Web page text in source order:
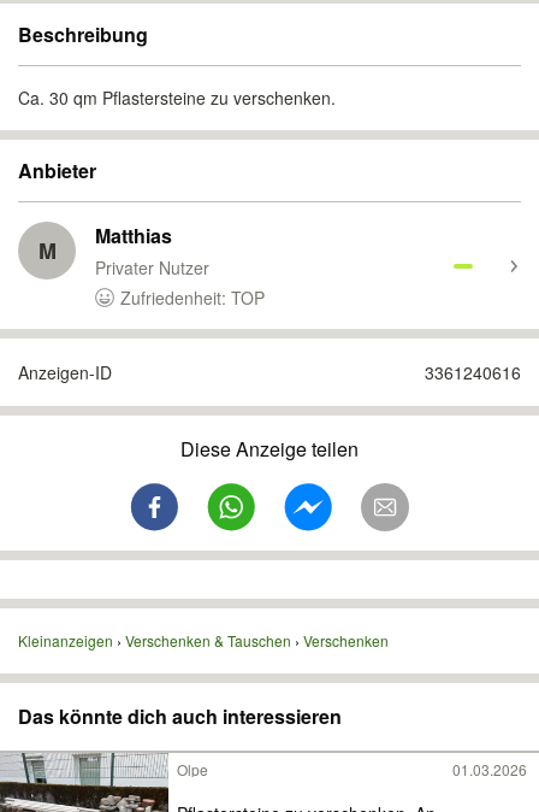
Beschreibung
Ca. 30 qm Pflastersteine zu verschenken.
Anbieter
M Matthias
Privater Nutzer
Zufriedenheit: TOP
Anzeigen-ID 3361240616
Diese Anzeige teilen
Kleinanzeigen Verschenken & Tauschen Verschenken
Das könnte dich auch interessieren
Olpe 01.03.2026